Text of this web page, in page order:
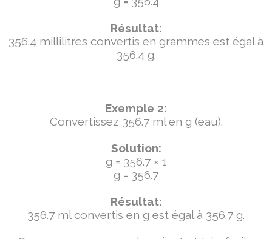
Résultat:
356.4 millilitres convertis en grammes est égal à
356.4 g.
Exemple 2:
Convertissez 356.7 ml en g (eau).
Solution:
g = 356.7 × 1
g = 356.7
Résultat:
356.7 ml convertis en g est égal à 356.7 g.